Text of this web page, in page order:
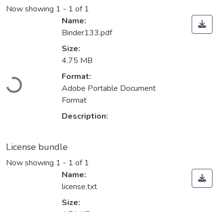
Now showing 1 - 1 of 1
Loading...
Name:
Binder133.pdf
Size:
4.75 MB
Format:
Adobe Portable Document
Format
Description:
License bundle
Now showing 1 - 1 of 1
Name:
license.txt
Size: